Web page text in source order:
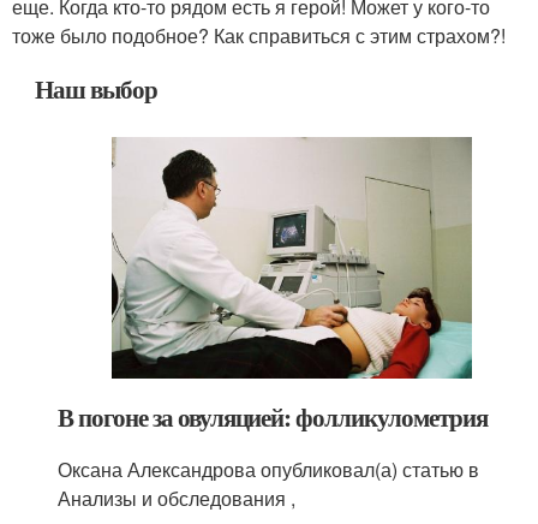
еще. Когда кто-то рядом есть я герой! Может у кого-то
тоже было подобное? Как справиться с этим страхом?!
Наш выбор
В погоне за овуляцией: фолликулометрия
Оксана Александрова опубликовал(а) статью в
Анализы и обследования ,